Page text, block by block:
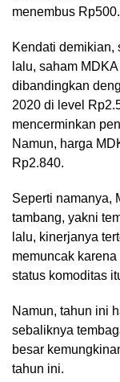
menembus Rp500.
Kendati demikian,
lalu, saham
dibandingkan
2020 di level
mencerminkan
Namun, harga
Rp2.840.
Seperti namanya,
tambang, yakni
lalu, kinerjanya
memuncak
status komoditas
Namun, tahun ini
sebaliknya
besar
tahun ini.